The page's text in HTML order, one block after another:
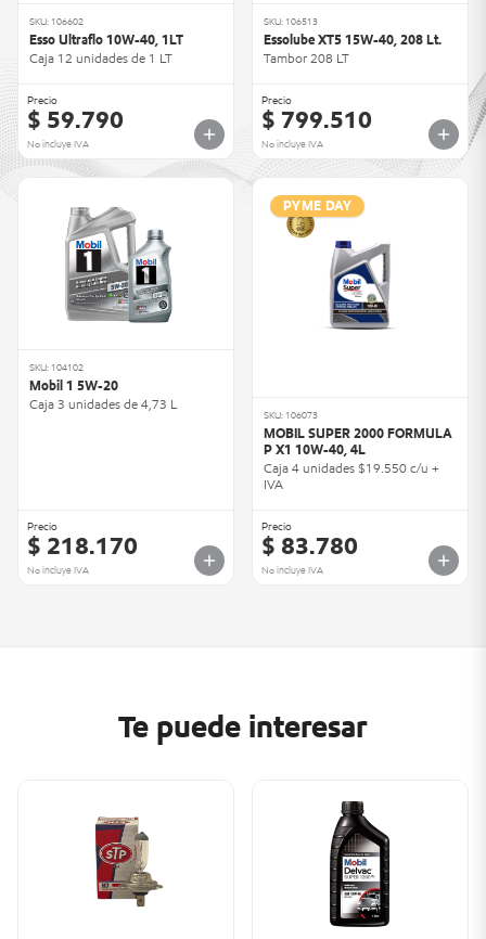
SKU: 106602
Esso Ultraflo 10W-40, 1LT
Caja 12 unidades de 1 LT
Precio
$ 59.790
No incluye IVA
SKU: 106513
Essolube XT5 15W-40, 208 Lt.
Tambor 208 LT
Precio
$ 799.510
No incluye IVA
SKU: 104102
Mobil 1 5W-20
Caja 3 unidades de 4,73 L
Precio
$ 218.170
No incluye IVA
PYME DAY
SKU: 106073
MOBIL SUPER 2000 FORMULA
P X1 10W-40, 4L
Caja 4 unidades $19.550 c/u +
IVA
Precio
$ 83.780
No incluye IVA
Te puede interesar